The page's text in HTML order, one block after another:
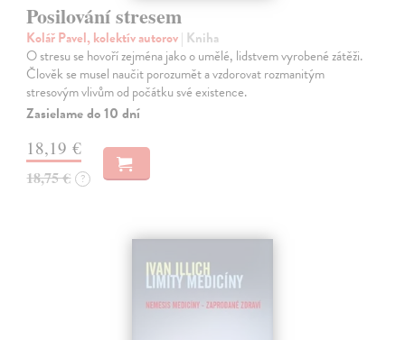
Posilování stresem
Kolář Pavel, kolektív autorov| Kniha
O stresu se hovoří zejména jako o umělé, lidstvem vyrobené zátěži.
Člověk se musel naučit porozumět a vzdorovat rozmanitým
stresovým vlivům od počátku své existence.
Zasielame do 10 dní
18,19 €
18,75 € ?